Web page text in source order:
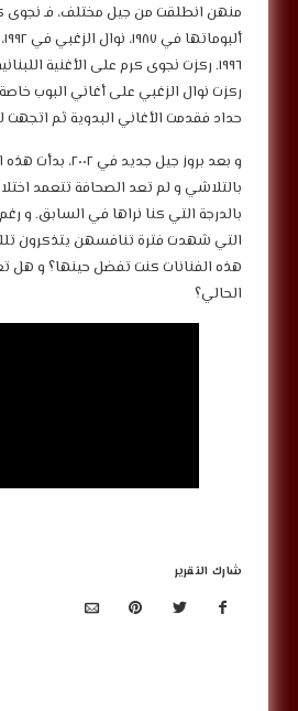
منهن انطلقت من جيل مختلف، فـ نجوى
١٩٩٦. ركزت نجوى كرم على الأغنية
ركزت نوال الزغبي على أغاني البوب خاصة
حداد فقدمت الأغاني البدوية ثم اتجهت
و بعد بروز جيل جديد
بالتلاشي و لم تعد الصحافة تتعمد
بالدرجة التي كنا نراها في السابق. و
التي شهدت فترة تنافسهن يتذكرون
هذه الفنانات كنت تفضل حينها؟ و هل
الحالي؟
شارك التقرير